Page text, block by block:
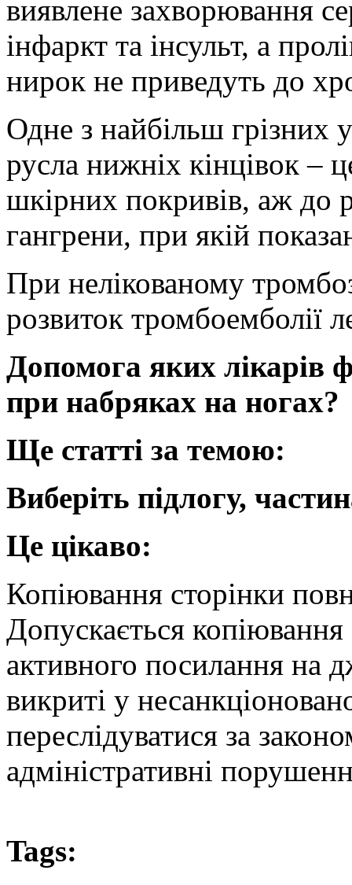
виявлене захворювання
інфаркт та інсульт, а
нирок не приведуть до
Одне з найбільш грізних
русла нижніх кінцівок –
шкірних покривів, аж до
гангрени, при якій
При нелікованому
розвиток тромбоемболії
Допомога яких лікарів
при набряках на ногах?
Ще статті за темою:
Виберіть підлогу,
Це цікаво:
Копіювання сторінки
Допускається копіювання
активного посилання на
викриті у
переслідуватися за
адміністративні
Tags: